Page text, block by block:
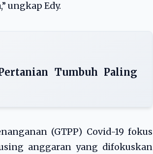
ungkap Edy.
Tumbuh Paling
(GTPP) Covid-19 fokus
anggaran yang difokuskan